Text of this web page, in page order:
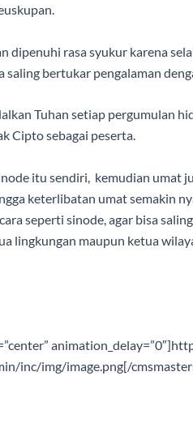
dipenuhi rasa syukur karena
bertukar pengalaman
Tuhan setiap pergumulan
Cipto sebagai peserta.
itu sendiri, kemudian umat
keterlibatan umat semakin
seperti sinode, agar bisa saling
lingkungan maupun ketua
inc/img/image.png[/